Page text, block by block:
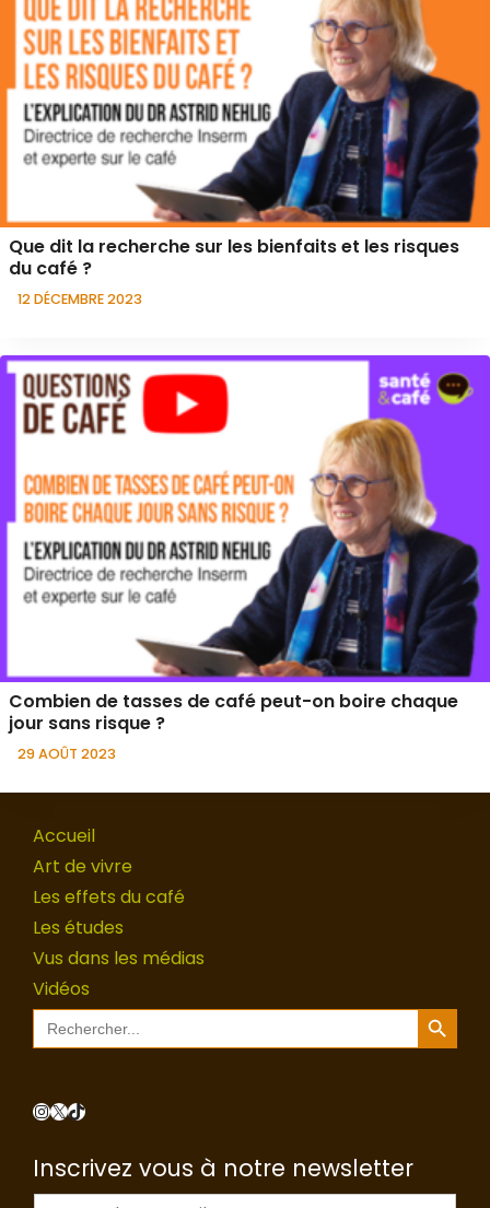
Que dit la recherche sur les bienfaits et les risques
du café ?
12 DÉCEMBRE 2023
Combien de tasses de café peut-on boire chaque
jour sans risque ?
29 AOÛT 2023
Accueil
Art de vivre
Les effets du café
Les études
Vus dans les médias
Vidéos
Search
for:
Search Button
Instagram
X TikTok
Inscrivez vous à notre newsletter
E